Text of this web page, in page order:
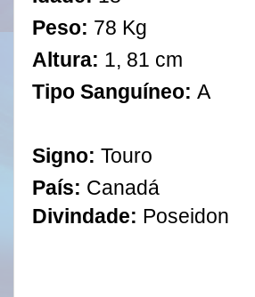
Peso: 78 Kg
Altura: 1, 81 cm
Tipo Sanguíneo: A
Signo: Touro
País: Canadá
Divindade: Poseidon